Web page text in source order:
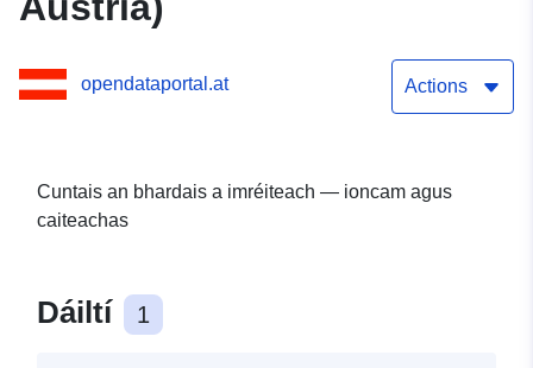
opendataportal.at Actions
Cuntais an bhardais a imréiteach — ioncam agus
caiteachas
Dáiltí 1